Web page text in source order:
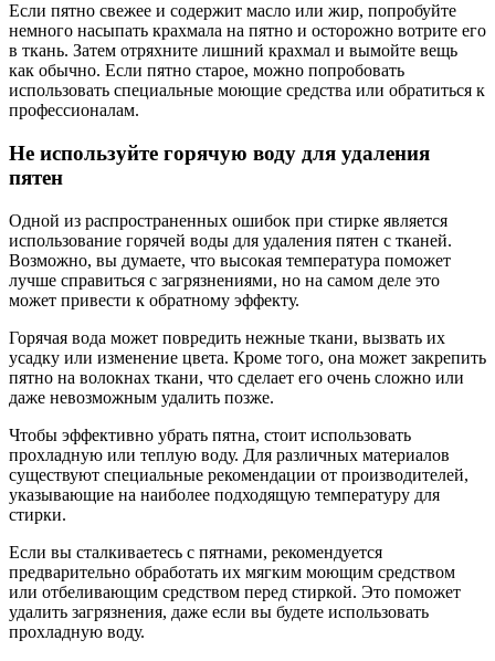
Если пятно свежее и содержит масло или жир, попробуйте
немного насыпать крахмала на пятно и осторожно вотрите его
в ткань. Затем отряхните лишний крахмал и вымойте вещь
как обычно. Если пятно старое, можно попробовать
использовать специальные моющие средства или обратиться к
профессионалам.
Не используйте горячую воду для удаления
пятен
Одной из распространенных ошибок при стирке является
использование горячей воды для удаления пятен с тканей.
Возможно, вы думаете, что высокая температура поможет
лучше справиться с загрязнениями, но на самом деле это
может привести к обратному эффекту.
Горячая вода может повредить нежные ткани, вызвать их
усадку или изменение цвета. Кроме того, она может закрепить
пятно на волокнах ткани, что сделает его очень сложно или
даже невозможным удалить позже.
Чтобы эффективно убрать пятна, стоит использовать
прохладную или теплую воду. Для различных материалов
существуют специальные рекомендации от производителей,
указывающие на наиболее подходящую температуру для
стирки.
Если вы сталкиваетесь с пятнами, рекомендуется
предварительно обработать их мягким моющим средством
или отбеливающим средством перед стиркой. Это поможет
удалить загрязнения, даже если вы будете использовать
прохладную воду.